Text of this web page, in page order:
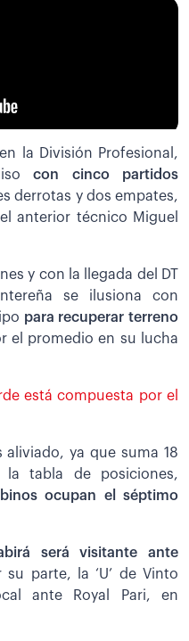
la División Profesional,
con cinco partidos
derrotas y dos empates,
anterior técnico Miguel
y con la llegada del DT
se ilusiona con
para recuperar terreno
el promedio en su lucha
está compuesta por el
ya que suma 18
tabla de posiciones,
ocupan el séptimo
será visitante ante
su parte, la ‘U’ de Vinto
ante Royal Pari, en